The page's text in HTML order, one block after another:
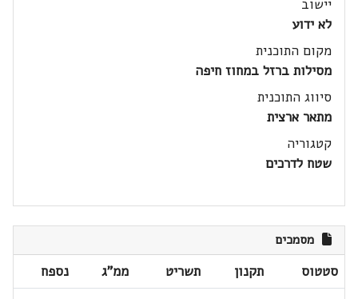
יישוב
לא ידוע
מקום התוכנית
מסילות ברזל במחוז חיפה
סיווג התוכנית
מתאר ארצית
קטגוריה
שטח לדרכים
מסמכים
סטטוס תקנון תשריט ממ"ג נספח